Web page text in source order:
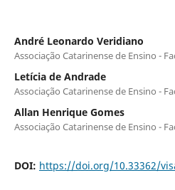
André Leonardo Veridiano
Associação Catarinense de Ensino -
Letícia de Andrade
Associação Catarinense de Ensino -
Allan Henrique Gomes
Associação Catarinense de Ensino -
DOI: https://doi.org/10.33362/